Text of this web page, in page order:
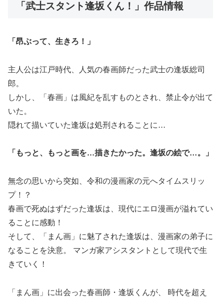
「武士スタント逢坂くん！」作品情報
「昂ぶって、生きろ！」
主人公は江戸時代、人気の春画師だった武士の逢坂総司
郎。
しかし、「春画」は風紀を乱すものとされ、禁止令が出て
いた。
隠れて描いていた逢坂は処刑されることに…
「もっと、もっと画を…描きたかった。逢坂の絵で…。」
無念の思いから突如、令和の漫画家の元へタイムスリッ
プ！？
春画で死ぬはずだった逢坂は、現代にエロ漫画が溢れてい
ることに感動！
そして、「まん画」に魅了された逢坂は、漫画家の弟子に
なることを決意。 マンガ家アシスタントとして現代で生
きていく！
「まん画」に出会った春画師・逢坂くんが、 時代を超え